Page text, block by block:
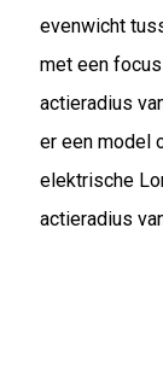
evenwicht
met een
actieradius
er een model
elektrische
actieradius